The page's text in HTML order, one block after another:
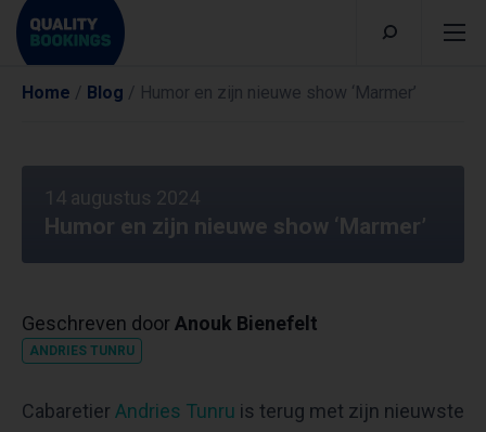
Home / Blog / Humor en zijn nieuwe show ‘Marmer’
14 augustus 2024
Humor en zijn nieuwe show ‘Marmer’
Geschreven door Anouk Bienefelt
ANDRIES TUNRU
Cabaretier Andries Tunru is terug met zijn nieuwste